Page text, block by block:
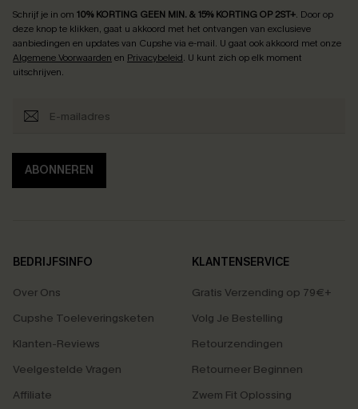
Schrijf je in om 10% KORTING GEEN MIN. & 15% KORTING OP 2ST+. Door op
deze knop te klikken, gaat u akkoord met het ontvangen van exclusieve
aanbiedingen en updates van Cupshe via e-mail. U gaat ook akkoord met onze
Algemene Voorwaarden en Privacybeleid. U kunt zich op elk moment
uitschrijven.
ABONNEREN
BEDRIJFSINFO
Over Ons
Cupshe Toeleveringsketen
Klanten-Reviews
Veelgestelde Vragen
Affiliate
KLANTENSERVICE
Gratis Verzending op 79€+
Volg Je Bestelling
Retourzendingen
Retourneer Beginnen
Zwem Fit Oplossing